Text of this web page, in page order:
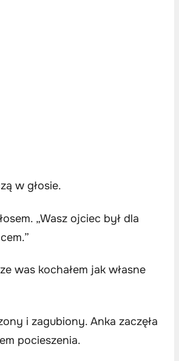
w głosie.
„Wasz ojciec był dla
was kochałem jak własne
i zagubiony. Anka zaczęła
pocieszenia.